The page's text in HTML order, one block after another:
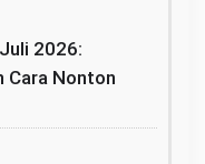
2026:
Nonton